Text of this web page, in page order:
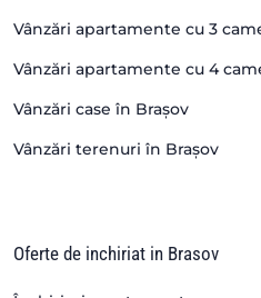
Vânzări apartamente cu 3
Vânzări apartamente cu 4
Vânzări case în Brașov
Vânzări terenuri în Brașov
Oferte de inchiriat in Brasov